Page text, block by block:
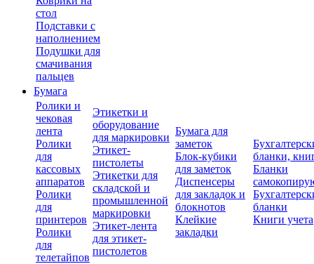
стол
Подставки с
наполнением
Подушки для
смачивания
пальцев
Бумага
Ролики и
чековая
лента
Ролики
для
кассовых
аппаратов
Ролики
для
принтеров
Ролики
для
телетайпов
Этикетки и
оборудование
для маркировки
Этикет-
пистолеты
Этикетки для
складской и
промышленной
маркировки
Этикет-лента
для этикет-
пистолетов
Бумага для
заметок
Блок-кубики
для заметок
Диспенсеры
для закладок и
блокнотов
Клейкие
закладки
бланки,
Бланки
бланки
Книги учета